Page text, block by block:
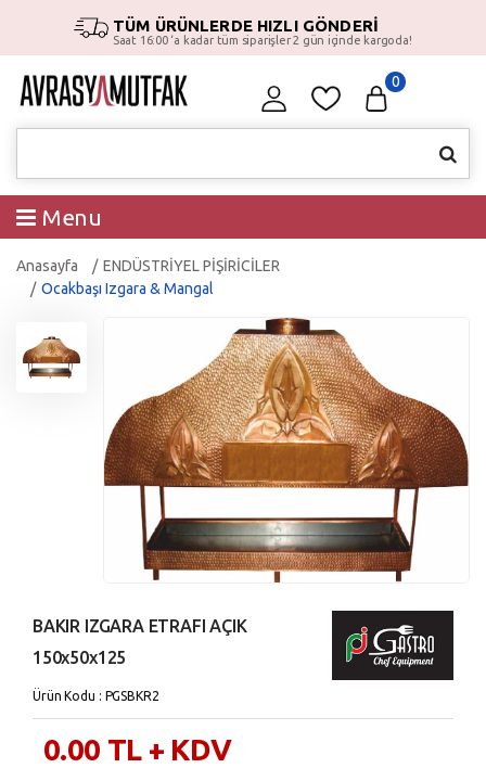
TÜM ÜRÜNLERDE HIZLI GÖNDERİ
Saat 16:00 ‘a kadar tüm siparişler 2 gün içinde kargoda!
0
Menu
Anasayfa
ENDÜSTRİYEL PİŞİRİCİLER
Ocakbaşı Izgara & Mangal
BAKIR IZGARA ETRAFI AÇIK
150x50x125
Ürün Kodu : PGSBKR2
0.00 TL + KDV